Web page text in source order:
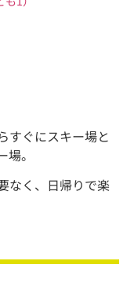
すぐにスキー場と
。
なく、日帰りで楽